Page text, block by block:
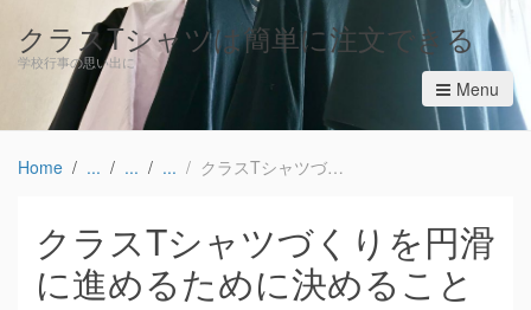
クラスTシャツは簡単に注文できる
学校行事の思い出に
Menu
Home クラスTシャツづくりを円滑に進めるために決めること
クラスTシャツづくりを円滑
に進めるために決めること